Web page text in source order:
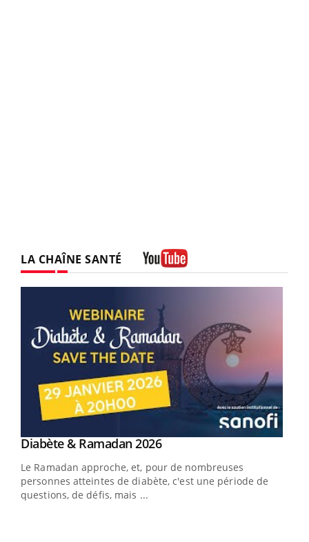
LA CHAÎNE SANTÉ
Youtube
Diabète & Ramadan 2026Youtube
Le Ramadan approche, et, pour de nombreuses
personnes atteintes de diabète, c'est une période de
questions, de défis, mais ...
Youtube
Un « jumeau numérique » pour faciliter l’accès
Un établissement lié à un groupe mutualiste innove en
matière de bilan de santé : l'utilisation d'un « jumeau